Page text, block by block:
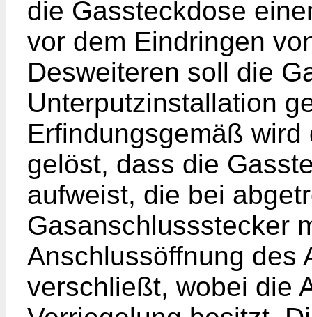
die Gassteckdose
vor dem Eindringen
Desweiteren soll die
Unterputzinstallation
Erfindungsgemäß
gelöst, dass die
aufweist, die bei
Gasanschlussstecker
Anschlussöffnung des
verschließt, wobei die